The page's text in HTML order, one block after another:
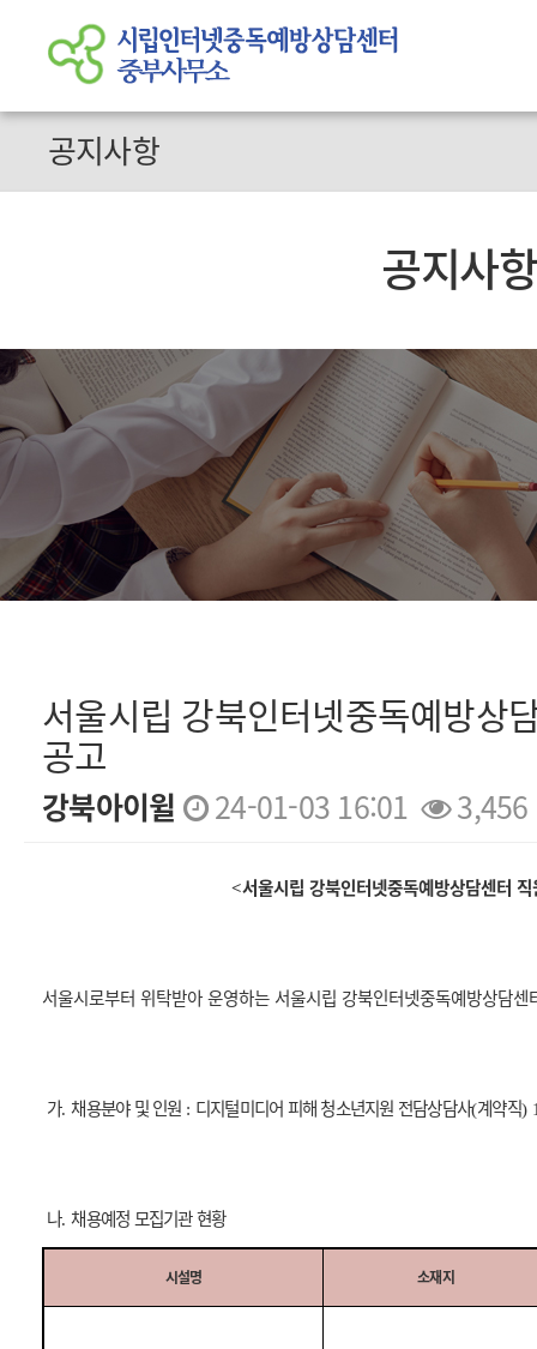
공지사항
공지사
서울시립 강북인터넷중독예방상
공고
강북아이윌 24-01-03 16:01 3,456
<서울시립 강북인터넷중독예방상담센터 직
서울시로부터 위탁받아 운영하는 서울시립 강북인터넷중독예방상담
가.채용분야 및 인원 : 디지털미디어 피해 청소년지원 전담상담사(계약직)
나.채용예정 모집기관 현황
시설명 소재지